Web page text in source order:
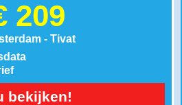
209
- Tivat
bekijken!